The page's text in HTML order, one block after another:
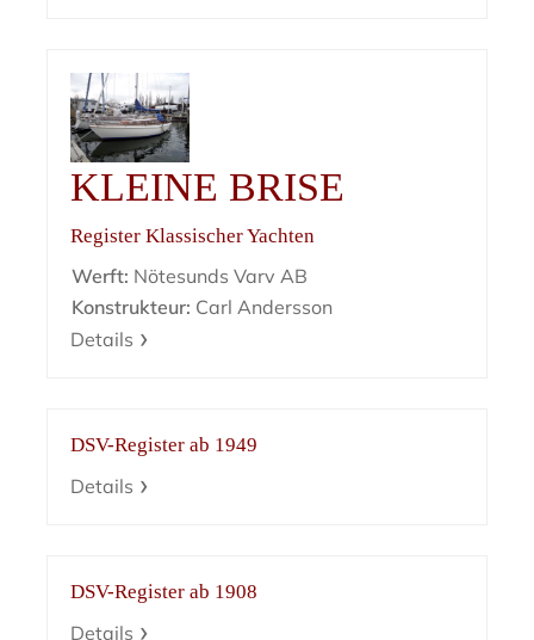
KLEINE BRISE
Register Klassischer Yachten
Werft: Nötesunds Varv AB
Konstrukteur: Carl Andersson
Details
DSV-Register ab 1949
Details
DSV-Register ab 1908
Details